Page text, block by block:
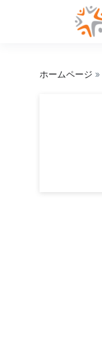
ホームページ »